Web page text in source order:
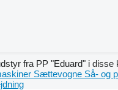
fra PP "Eduard" i disse
Sættevogne Så- og